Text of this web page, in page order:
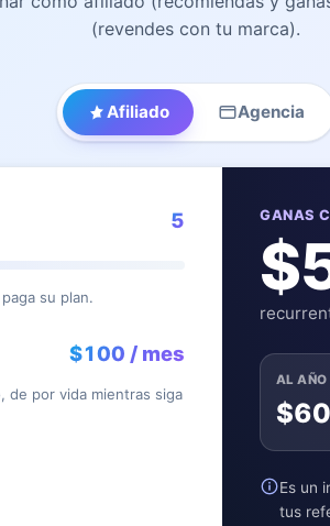
(revendes con tu marca).
Afiliado Agencia
5
su plan.
$100 / mes
de por vida mientras siga
GANAS
AL AÑO
Es un
tus